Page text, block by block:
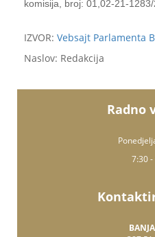
komisija, broj: 01,02-21-
IZVOR: Vebsajt Parlamenta
Naslov: Redakcija
Radno
7:30